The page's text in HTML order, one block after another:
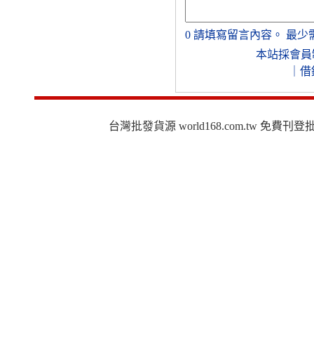
0 請填寫留言內容。 最少
本站採會員
借
台灣批發貨源 world168.com.tw 免費刊登